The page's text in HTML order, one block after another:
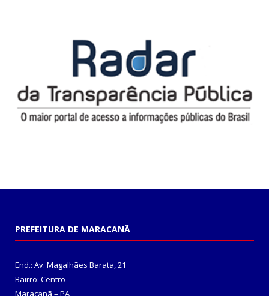
PREFEITURA DE MARACANÃ
End.: Av. Magalhães Barata, 21
Bairro: Centro
Maracanã – PA